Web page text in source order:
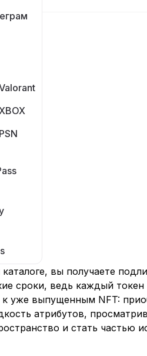
вы получаете
сроки, ведь каждый
уже выпущенным NFT:
атрибутов,
и стать частью